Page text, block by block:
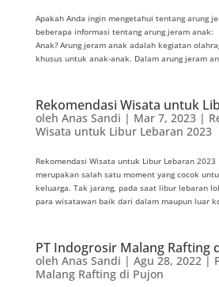
Apakah Anda ingin mengetahui tentang arung
beberapa informasi tentang arung jeram anak:
Anak? Arung jeram anak adalah kegiatan
khusus untuk anak-anak. Dalam arung jeram
Rekomendasi Wisata untuk
oleh Anas Sandi | Mar 7, 2023|
Wisata untuk Libur Lebaran 2023
Rekomendasi Wisata untuk Libur Lebaran
merupakan salah satu moment yang cocok
keluarga. Tak jarang, pada saat libur lebaran
para wisatawan baik dari dalam maupun luar
PT Indogrosir Malang Rafting
oleh Anas Sandi | Agu 28, 2022|
Malang Rafting di Pujon